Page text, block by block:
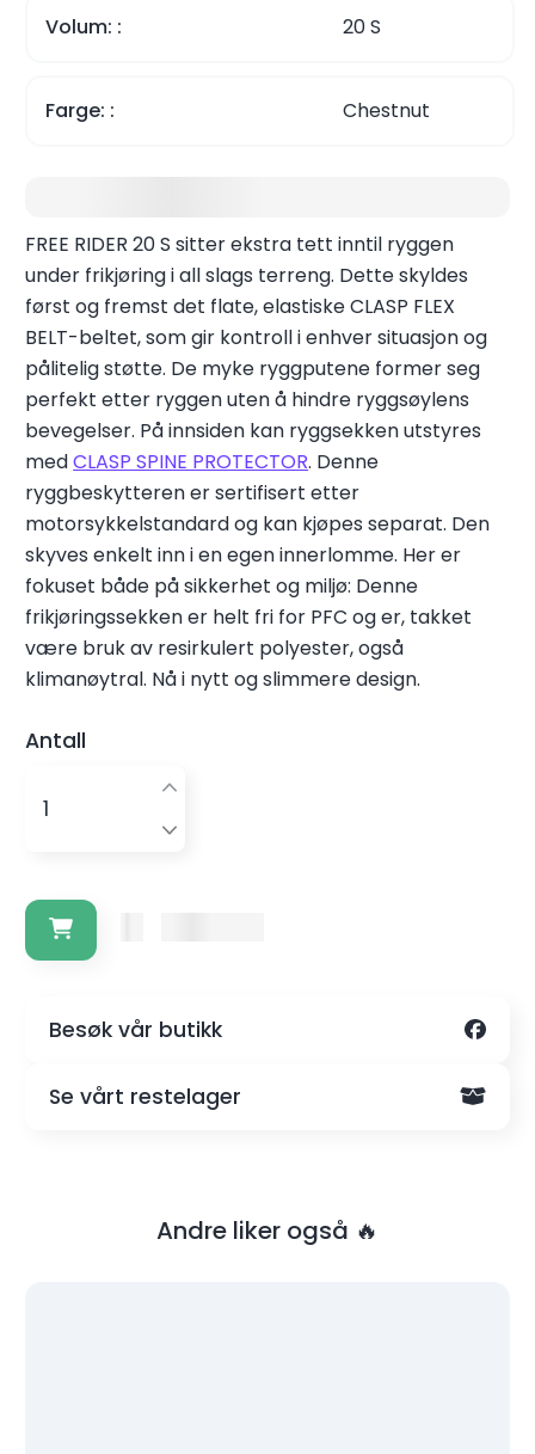
Volum: 20 S
Farge: Chestnut
FREE RIDER 20 S sitter ekstra tett inntil ryggen
under frikjøring i all slags terreng. Dette skyldes
først og fremst det flate, elastiske CLASP FLEX
BELT-beltet, som gir kontroll i enhver situasjon og
pålitelig støtte. De myke ryggputene former seg
perfekt etter ryggen uten å hindre ryggsøylens
bevegelser. På innsiden kan ryggsekken utstyres
medCLASP SPINE PROTECTOR. Denne
ryggbeskytteren er sertifisert etter
motorsykkelstandard og kan kjøpes separat. Den
skyves enkelt inn i en egen innerlomme. Her er
fokuset både på sikkerhet og miljø: Denne
frikjøringssekken er helt fri for PFC og er, takket
være bruk av resirkulert polyester, også
klimanøytral. Nå i nytt og slimmere design.
Antall
Besøk vår butikk
Se vårt restelager
Andre liker også 🔥